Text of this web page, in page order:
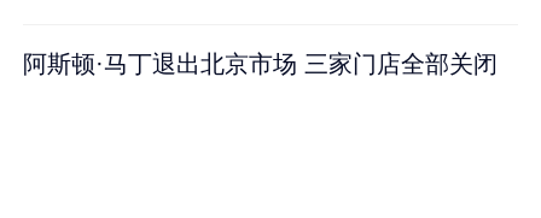
阿斯顿·马丁退出北京市场 三家门店全部关闭